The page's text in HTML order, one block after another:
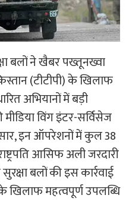
बलों ने खैबर पख्तूनख्वा
(टीटीपी) के खिलाफ
अभियानों में बड़ी
विंग इंटर-सर्विसेज
इन ऑपरेशनों में कुल 38
आसिफ अली जरदारी
बलों की इस कार्रवाई
महत्वपूर्ण उपलब्धि